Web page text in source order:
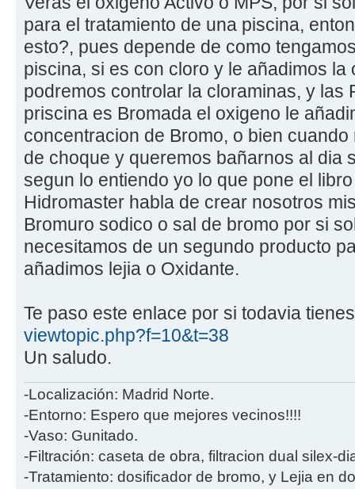
para el tratamiento de una piscina,
esto?, pues depende de como
piscina, si es con cloro y le añadimos la
podremos controlar la cloraminas, y las
priscina es Bromada el oxigeno le
concentracion de Bromo, o bien
de choque y queremos bañarnos al dia
segun lo entiendo yo lo que pone el
Hidromaster habla de crear nosotros
Bromuro sodico o sal de bromo por si
necesitamos de un segundo producto
añadimos lejia o Oxidante.
Te paso este enlace por si todavia
viewtopic.php?f=10&t=38
Un saludo.
-Localización: Madrid Norte.
-Entorno: Espero que mejores vecinos!!!!
-Vaso: Gunitado.
-Filtración: caseta de obra, filtracion dual silex-
-Tratamiento: dosificador de bromo, y Lejia en